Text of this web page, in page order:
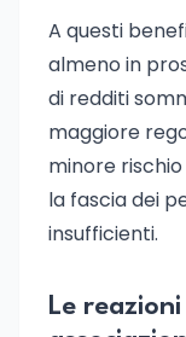
A questi
almeno in
di redditi
maggiore
minore
la fascia dei
insufficienti.
Le